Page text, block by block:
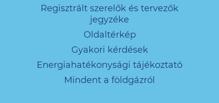
Regisztrált szerelők és tervezők
jegyzéke
Oldaltérkép
Gyakori kérdések
Energiahatékonysági tájékoztató
Mindent a földgázról